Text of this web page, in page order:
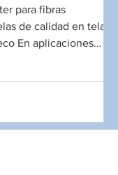
para fibras
de calidad en telas
En aplicaciones